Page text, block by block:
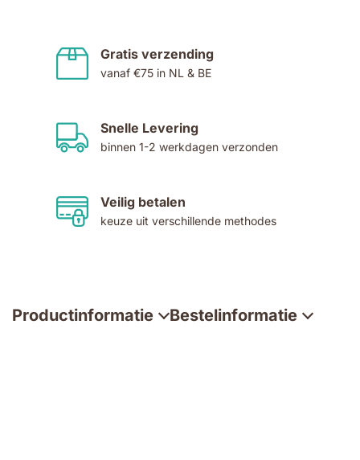
Gratis verzending
vanaf €75 in NL & BE
Snelle Levering
binnen 1-2 werkdagen verzonden
Veilig betalen
keuze uit verschillende methodes
Productinformatie Bestelinformatie